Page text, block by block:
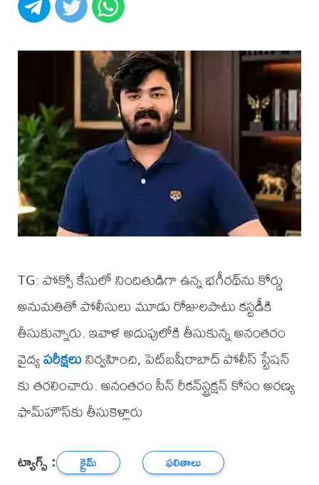
TG: పోక్సో కేసులో నిందితుడిగా ఉన్న భగీరథ్​ను కోర్డు
అనుమతితో పోలీసులు మూడు రోజులపాటు కస్టడీకి
తీసుకున్నారు. ఇవాళ అదుపులోకి తీసుకున్న అనంతరం
వైద్యపరీక్షలునిర్వహించి, పెట్​బషీరాబాద్​ పోలీస్​ స్టేషన్​
కు తరలించారు. అనంతరం సీన్​ రీకన్​స్ట్రక్షన్​ కోసం అరణ్య
ఫామ్​హౌస్​కు తీసుకెళ్లారు
ట్యాగ్స్ : క్రైమ్ ఫలితాలు